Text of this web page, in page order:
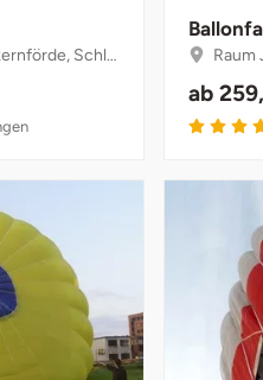
Schleswig-Holstein Raum
ab